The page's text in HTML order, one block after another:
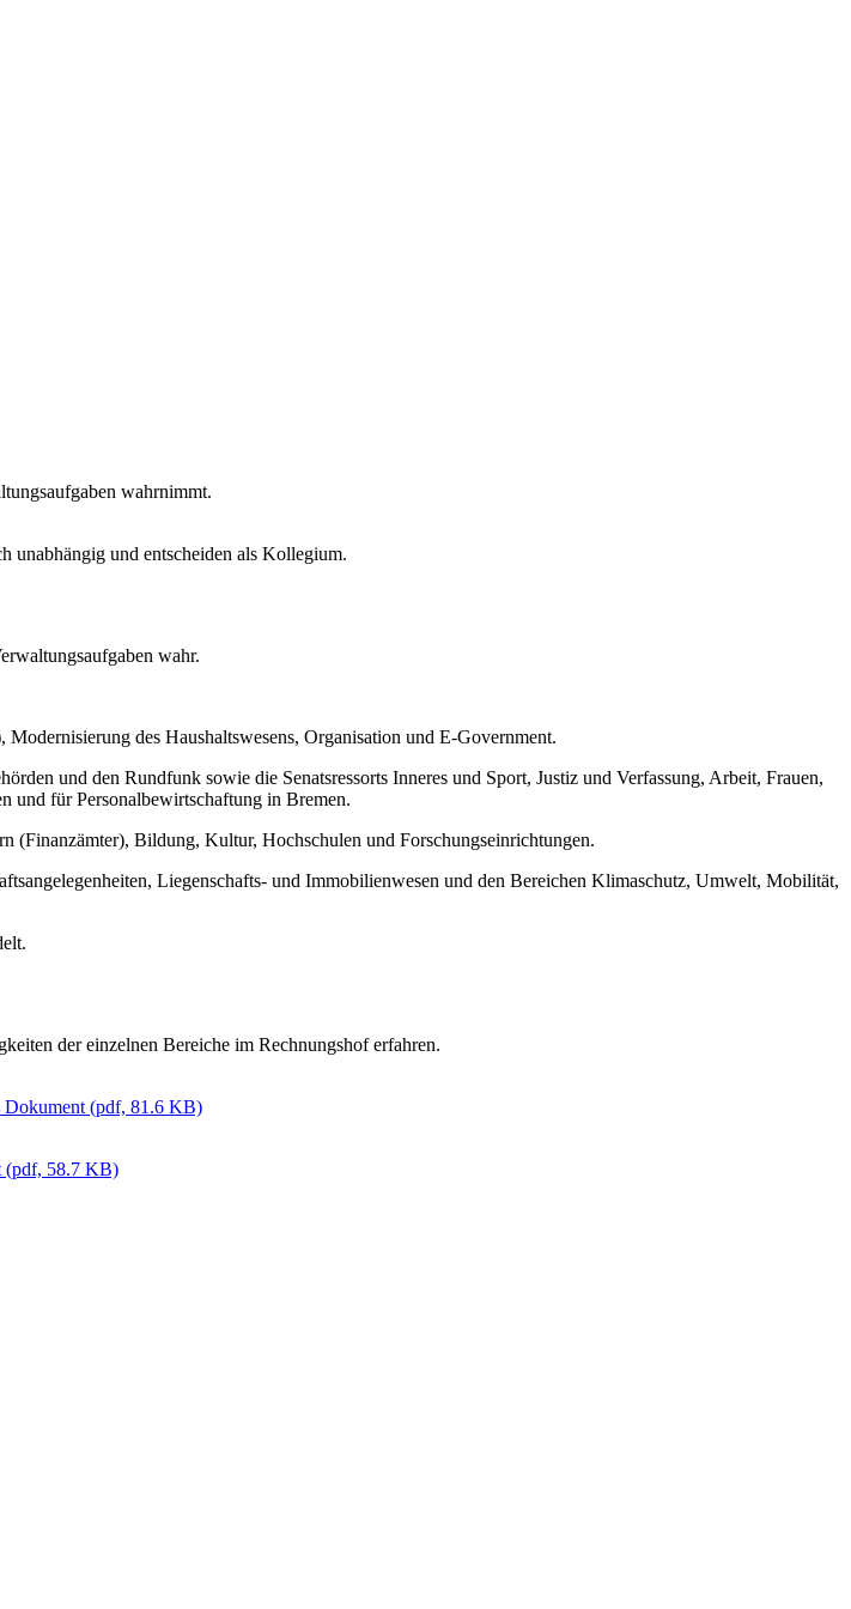
wahrnimmt.
unabhängig und entscheiden als Kollegium.
wahr.
des Haushaltswesens, Organisation und E-Government.
und den Rundfunk sowie die Senatsressorts Inneres und Sport, Justiz und Verfassung, Arbeit, Frauen,
und für Personalbewirtschaftung in Bremen.
(Finanzämter), Bildung, Kultur, Hochschulen und Forschungseinrichtungen.
Liegenschafts- und Immobilienwesen und den Bereichen Klimaschutz, Umwelt, Mobilität,
der einzelnen Bereiche im Rechnungshof erfahren.
Dokument (pdf, 81.6 KB)
(pdf, 58.7 KB)